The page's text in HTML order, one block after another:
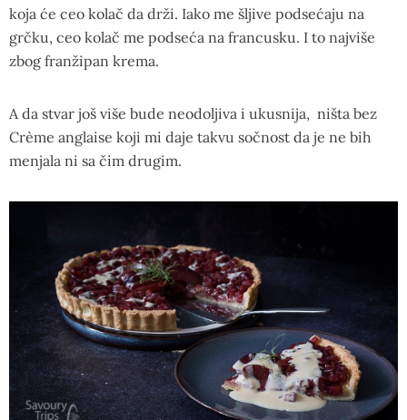
koja će ceo kolač da drži. Iako me šljive podsećaju na
grčku, ceo kolač me podseća na francusku. I to najviše
zbog franžipan krema.
A da stvar još više bude neodoljiva i ukusnija, ništa bez
Crème anglaise koji mi daje takvu sočnost da je ne bih
menjala ni sa čim drugim.